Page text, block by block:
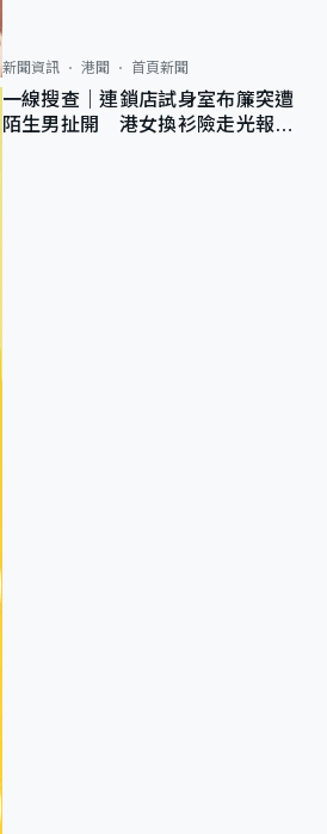
新聞資訊 港聞 首頁新聞
一線搜查｜連鎖店試身室布簾突遭
陌生男扯開 港女換衫險走光報